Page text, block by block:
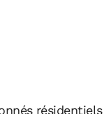
résidentiels